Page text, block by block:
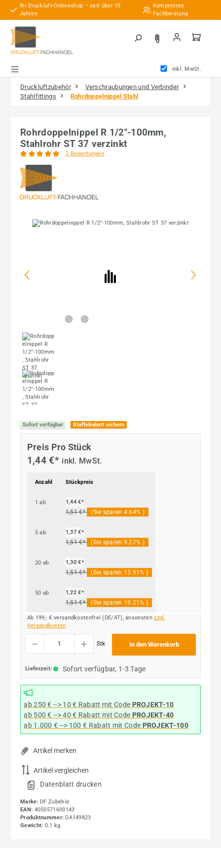
Zum Hauptinhalt springen
Ihr Druckluft-Onlineshop – seit über 15
Jahren
Kompetente
Fachberatung
inkl. MwSt.
Druckluftzubehör
Verschraubungen und Verbinder
Stahlfittings
Rohrdoppelnippel Stahl
Rohrdoppelnippel R 1/2"-100mm,
Stahlrohr ST 37 verzinkt
2 Bewertungen
Bildergalerie überspringen
Sofort verfügbar Staffelrabatt sichern
Preis Pro Stück
1,44 €* inkl. MwSt.
Anzahl Stückpreis
1 ab 1,44 €*
1,51 €* (Sie sparen 4.64% )
5 ab 1,37 €*
1,51 €* (Sie sparen 9.27% )
20 ab 1,30 €*
1,51 €* (Sie sparen 13.91% )
50 ab 1,22 €*
1,51 €* (Sie sparen 19.21% )
Ab 199,- € versandkostenfrei (DE/AT), ansonstenzzgl.
Versandkosten
Produkt Anzahl: Gib den gewünschten Wert ein oder benutze die Schaltflächen um
Stk In den Warenkorb
Lieferzeit: Sofort verfügbar, 1-3 Tage
ab 250 € --> 10 € Rabatt mit Code PROJEKT-10
ab 500 € --> 40 € Rabatt mit Code PROJEKT-40
ab 1.000 € --> 100 € Rabatt mit Code PROJEKT-100
Artikel merken
Artikel vergleichen
. Datenblatt drucken
Marke: DF Zubehör
EAN: 4050571600143
Produktnummer: DA149823
Gewicht: 0.1 kg